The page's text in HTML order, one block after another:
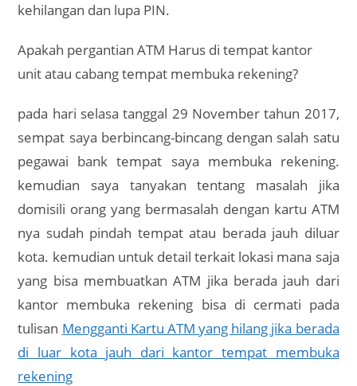
kehilangan dan lupa PIN.
Apakah pergantian ATM Harus di tempat kantor
unit atau cabang tempat membuka rekening?
pada hari selasa tanggal 29 November tahun 2017,
sempat saya berbincang-bincang dengan salah satu
pegawai bank tempat saya membuka rekening.
kemudian saya tanyakan tentang masalah jika
domisili orang yang bermasalah dengan kartu ATM
nya sudah pindah tempat atau berada jauh diluar
kota. kemudian untuk detail terkait lokasi mana saja
yang bisa membuatkan ATM jika berada jauh dari
kantor membuka rekening bisa di cermati pada
tulisan Mengganti Kartu ATM yang hilang jika berada
di luar kota jauh dari kantor tempat membuka
rekening